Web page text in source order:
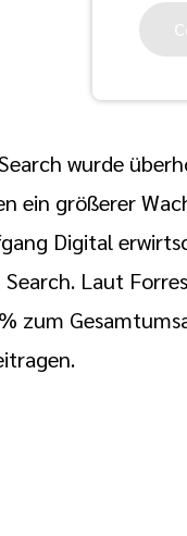
wurde
ein größerer
Digital
Laut
zum